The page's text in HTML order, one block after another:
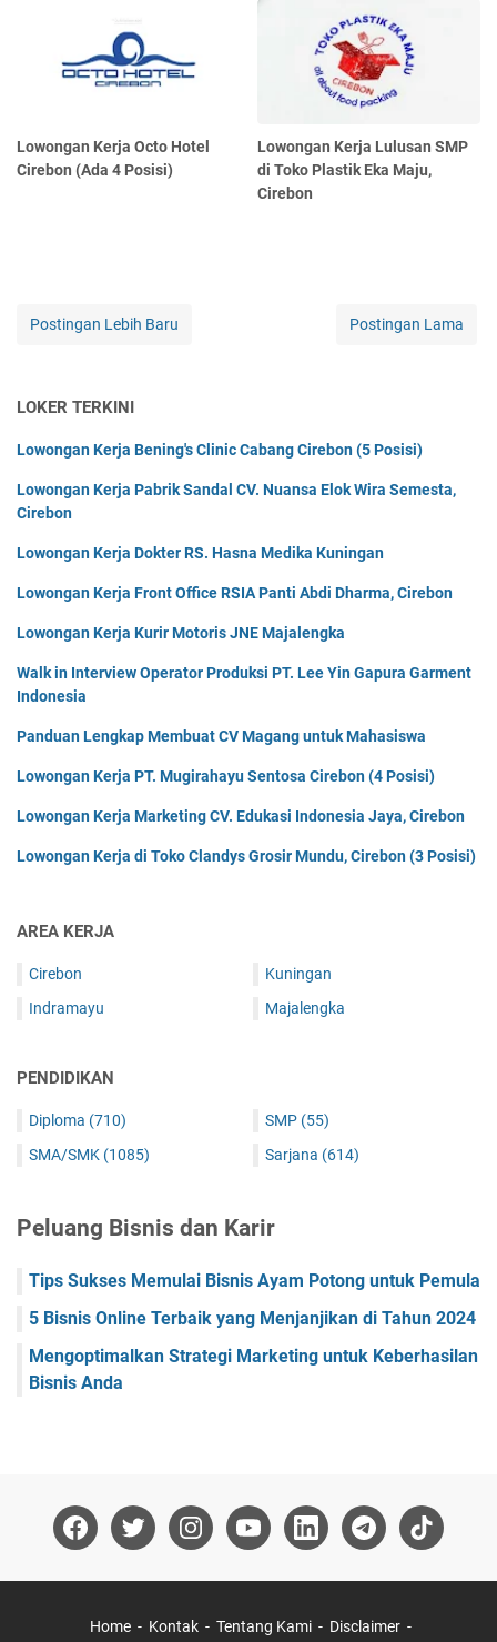
Lowongan Kerja Octo Hotel
Cirebon (Ada 4 Posisi)
Lowongan Kerja Lulusan SMP
di Toko Plastik Eka Maju,
Cirebon
Postingan Lebih Baru Postingan Lama
LOKER TERKINI
Lowongan Kerja Bening's Clinic Cabang Cirebon (5 Posisi)
Lowongan Kerja Pabrik Sandal CV. Nuansa Elok Wira Semesta,
Cirebon
Lowongan Kerja Dokter RS. Hasna Medika Kuningan
Lowongan Kerja Front Office RSIA Panti Abdi Dharma, Cirebon
Lowongan Kerja Kurir Motoris JNE Majalengka
Walk in Interview Operator Produksi PT. Lee Yin Gapura Garment
Indonesia
Panduan Lengkap Membuat CV Magang untuk Mahasiswa
Lowongan Kerja PT. Mugirahayu Sentosa Cirebon (4 Posisi)
Lowongan Kerja Marketing CV. Edukasi Indonesia Jaya, Cirebon
Lowongan Kerja di Toko Clandys Grosir Mundu, Cirebon (3 Posisi)
AREA KERJA
Cirebon
Indramayu
Kuningan
Majalengka
PENDIDIKAN
Diploma (710)
SMA/SMK (1085)
SMP (55)
Sarjana (614)
Peluang Bisnis dan Karir
Tips Sukses Memulai Bisnis Ayam Potong untuk Pemula
5 Bisnis Online Terbaik yang Menjanjikan di Tahun 2024
Mengoptimalkan Strategi Marketing untuk Keberhasilan
Bisnis Anda
Home Kontak Tentang Kami Disclaimer